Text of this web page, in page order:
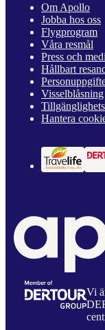
Om Apollo
Jobba hos oss
Flygprogram
Våra resmål
Press och
Hållbart
Visselblåsning
Hantera
Vi